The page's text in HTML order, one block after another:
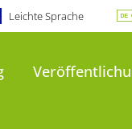
Leichte Sprache